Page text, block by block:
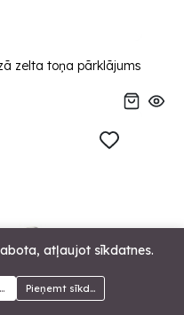
Meklēt Grozs
zelta toņa pārklājums
atļaujot sīkdatnes.
Pieņemt sīkdatnes